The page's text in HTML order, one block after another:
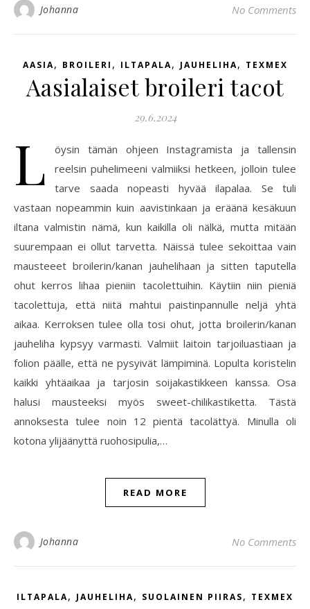
Johanna No Comments
AASIA, BROILERI , ILTAPALA, JAUHELIHA, TEXMEX
Aasialaiset broileri tacot
29.6.2024
L
öysin tämän ohjeen Instagramista ja tallensin
reelsin puhelimeeni valmiiksi hetkeen, jolloin tulee
tarve saada nopeasti hyvää ilapalaa. Se tuli
vastaan nopeammin kuin aavistinkaan ja eräänä kesäkuun
iltana valmistin nämä, kun kaikilla oli nälkä, mutta mitään
suurempaan ei ollut tarvetta. Näissä tulee sekoittaa vain
mausteeet broilerin/kanan jauhelihaan ja sitten taputella
ohut kerros lihaa pieniin tacolettuihin. Käytiin niin pieniä
tacolettuja, että niitä mahtui paistinpannulle neljä yhtä
aikaa. Kerroksen tulee olla tosi ohut, jotta broilerin/kanan
jauheliha kypsyy varmasti. Valmiit laitoin tarjoiluastiaan ja
folion päälle, että ne pysyivät lämpiminä. Lopulta koristelin
kaikki yhtäaikaa ja tarjosin soijakastikkeen kanssa. Osa
halusi mausteeksi myös sweet-chilikastiketta. Tästä
annoksesta tulee noin 12 pientä tacolättyä. Minulla oli
kotona ylijäänyttä ruohosipulia,…
READ MORE
Johanna No Comments
ILTAPALA, JAUHELIHA, SUOLAINEN PIIRAS, TEXMEX